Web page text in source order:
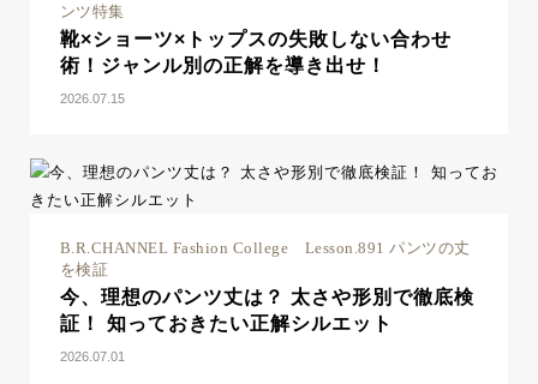
ンツ特集
靴×ショーツ×トップスの失敗しない合わせ
術！ジャンル別の正解を導き出せ！
2026.07.15
B.R.CHANNEL Fashion College Lesson.891 パンツの丈
を検証
今、理想のパンツ丈は？ 太さや形別で徹底検
証！ 知っておきたい正解シルエット
2026.07.01